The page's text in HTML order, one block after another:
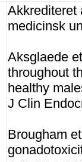
Akkrediteret
medicinsk
Aksglaede
throughout
healthy
J Clin
Brougham